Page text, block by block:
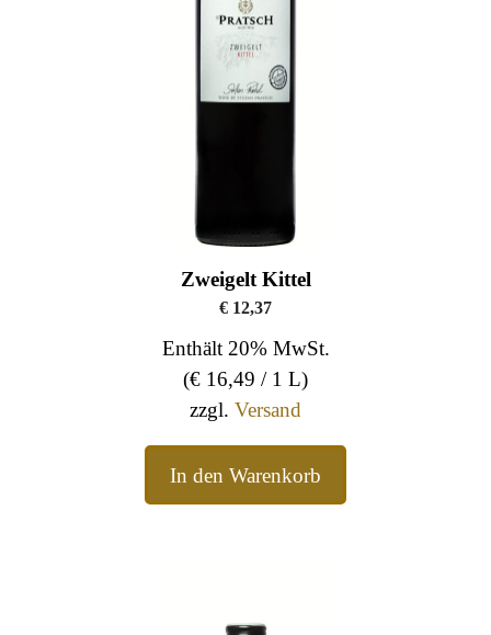
Zweigelt Kittel
€ 12,37
Enthält 20% MwSt.
(€ 16,49 / 1 L)
zzgl. Versand
In den Warenkorb